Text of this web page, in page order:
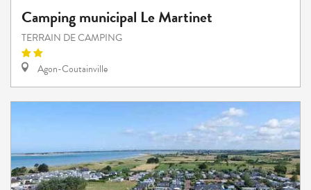
Camping municipal Le Martinet
TERRAIN DE CAMPING
Agon-Coutainville